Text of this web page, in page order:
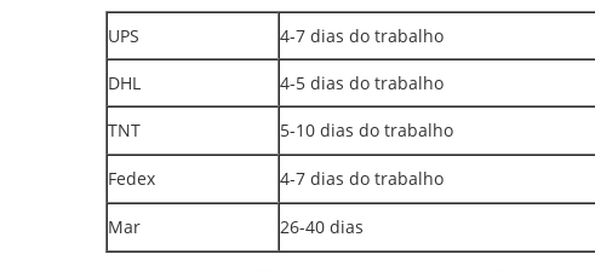
UPS 4-7 dias do trabalho
DHL 4-5 dias do trabalho
TNT 5-10 dias do trabalho
Fedex 4-7 dias do trabalho
Mar 26-40 dias